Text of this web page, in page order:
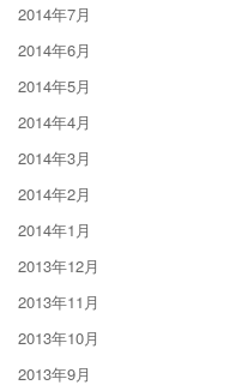
2014年7月
2014年6月
2014年5月
2014年4月
2014年3月
2014年2月
2014年1月
2013年12月
2013年11月
2013年10月
2013年9月